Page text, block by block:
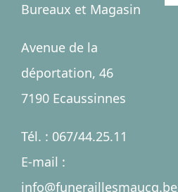
Bureaux et Magasin
Avenue de la
déportation, 46
7190 Ecaussinnes
Tél. : 067/44.25.11
E-mail :
info@funeraillesmaucq.be
Salles
Nécrologies